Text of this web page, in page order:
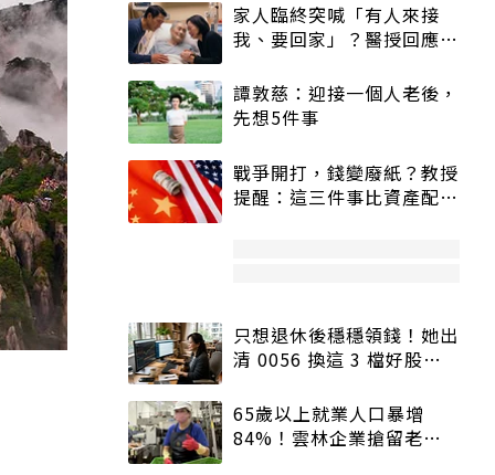
家人臨終突喊「有人來接
我、要回家」？醫授回應方
譚敦慈：迎接一個人老後，
先想5件事
戰爭開打，錢變廢紙？教授
提醒：這三件事比資產配置
只想退休後穩穩領錢！她出
清 0056 換這 3 檔好股：
65歲以上就業人口暴增
84%！雲林企業搶留老員